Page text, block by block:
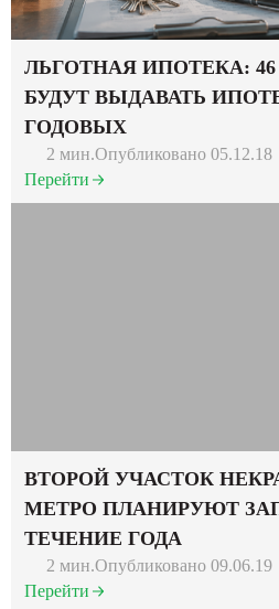
ЛЬГОТНАЯ ИПОТЕКА:
БУДУТ ВЫДАВАТЬ
ГОДОВЫХ
2 мин.Опубликовано 05.12.18
Перейти
ВТОРОЙ УЧАСТОК
МЕТРО ПЛАНИРУЮТ
ТЕЧЕНИЕ ГОДА
2 мин.Опубликовано 09.06.19
Перейти